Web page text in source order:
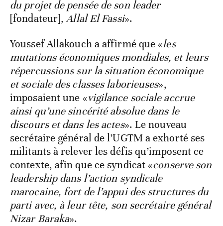
du projet de pensée de son leader
[fondateur], Allal El Fassi».
Youssef Allakouch a affirmé que «les
mutations économiques mondiales, et leurs
répercussions sur la situation économique
et sociale des classes laborieuses»,
imposaient une «vigilance sociale accrue
ainsi qu’une sincérité absolue dans le
discours et dans les actes». Le nouveau
secrétaire général de l’UGTM a exhorté ses
militants à relever les défis qu’imposent ce
contexte, afin que ce syndicat «conserve son
leadership dans l’action syndicale
marocaine, fort de l’appui des structures du
parti avec, à leur tête, son secrétaire général
Nizar Baraka».